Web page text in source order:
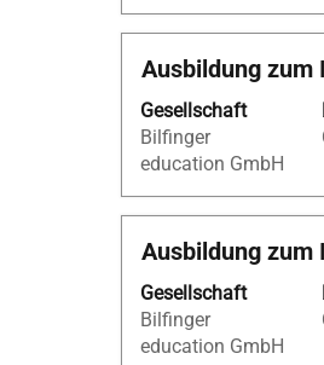
die
Stelleninformationen
vollständig
Stellenbezeichnung
Ausbildung zum
Gesellschaft
Bilfinger
education GmbH
Drücken
die
Leertaste,
um
die
Stelleninformationen
vollständig
Stellenbezeichnung
Ausbildung zum
Gesellschaft
Bilfinger
education GmbH
Drücken
die
Leertaste,
um